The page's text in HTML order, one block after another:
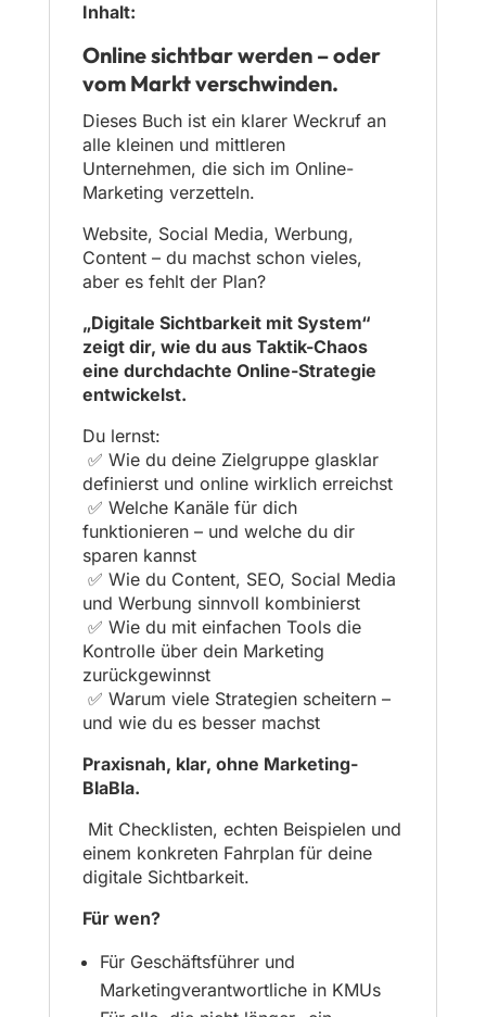
Inhalt:
Online sichtbar werden – oder
vom Markt verschwinden.
Dieses Buch ist ein klarer Weckruf an
alle kleinen und mittleren
Unternehmen, die sich im Online-
Marketing verzetteln.
Website, Social Media, Werbung,
Content – du machst schon vieles,
aber es fehlt der Plan?
„Digitale Sichtbarkeit mit System“
zeigt dir, wie du aus Taktik-Chaos
eine durchdachte Online-Strategie
entwickelst.
Du lernst:
✅ Wie du deine Zielgruppe glasklar
definierst und online wirklich erreichst
✅ Welche Kanäle für dich
funktionieren – und welche du dir
sparen kannst
✅ Wie du Content, SEO, Social Media
und Werbung sinnvoll kombinierst
✅ Wie du mit einfachen Tools die
Kontrolle über dein Marketing
zurückgewinnst
✅ Warum viele Strategien scheitern –
und wie du es besser machst
Praxisnah, klar, ohne Marketing-
BlaBla.
Mit Checklisten, echten Beispielen und
einem konkreten Fahrplan für deine
digitale Sichtbarkeit.
Für wen?
Für Geschäftsführer und
Marketingverantwortliche in KMUs